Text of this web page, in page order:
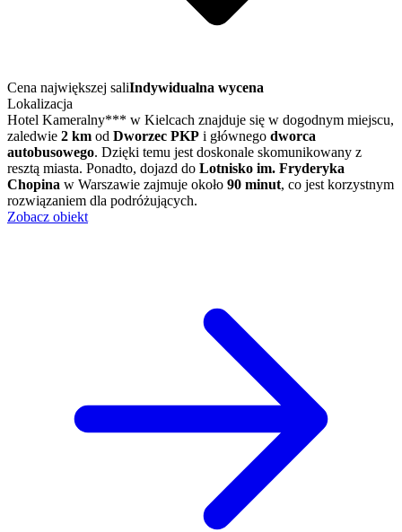
Cena największej saliIndywidualna wycena
Lokalizacja
Hotel Kameralny*** w Kielcach znajduje się w dogodnym miejscu,
zaledwie 2 km od Dworzec PKP i głównego dworca
autobusowego. Dzięki temu jest doskonale skomunikowany z
resztą miasta. Ponadto, dojazd do Lotnisko im. Fryderyka
Chopina w Warszawie zajmuje około 90 minut, co jest korzystnym
rozwiązaniem dla podróżujących.
Zobacz obiekt